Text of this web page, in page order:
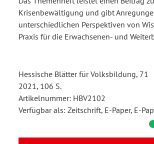
Krisenbewältigung und gibt
unterschiedlichen Perspektiven von
Praxis für die Erwachsenen- und
Hessische Blätter für Volksbildung, 71
2021, 106 S.
Artikelnummer: HBV2102
Verfügbar als: Zeitschrift, E-Paper, E-